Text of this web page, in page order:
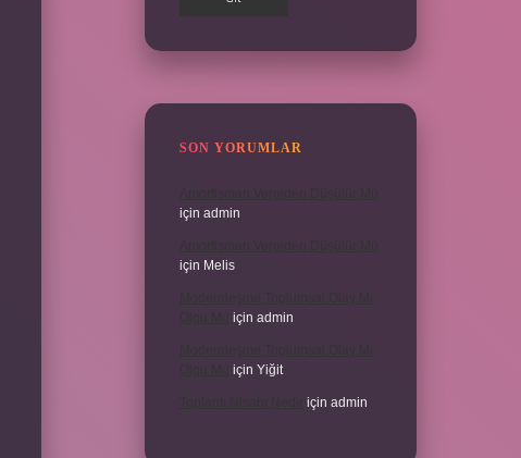
SON YORUMLAR
için admin
için Melis
için admin
için Yiğit
için admin